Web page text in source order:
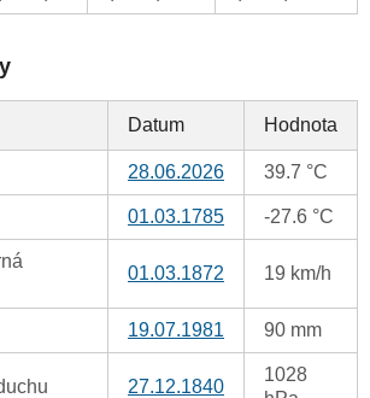
Datum Hodnota
28.06.2026 39.7 °C
01.03.1785 -27.6 °C
01.03.1872 19 km/h
19.07.1981 90 mm
27.12.1840
1028